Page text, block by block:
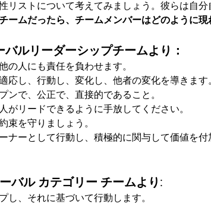
リストについて考えてみましょう。彼らは自分
ームだったら、チームメンバーはどのように現
ルリーダーシップチームより：
の人にも責任を負わせます。
応し、行動し、変化し、他者の変化を導きます
ンで、公正で、直接的であること。
がリードできるように手放してください。
束を守りましょう。
ナーとして行動し、積極的に関与して価値を付
バル カテゴリー チームより:
し、それに基づいて行動します。